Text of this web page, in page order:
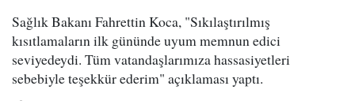
Sağlık Bakanı Fahrettin Koca, "Sıkılaştırılmış
kısıtlamaların ilk gününde uyum memnun edici
seviyedeydi. Tüm vatandaşlarımıza hassasiyetleri
sebebiyle teşekkür ederim" açıklaması yaptı.